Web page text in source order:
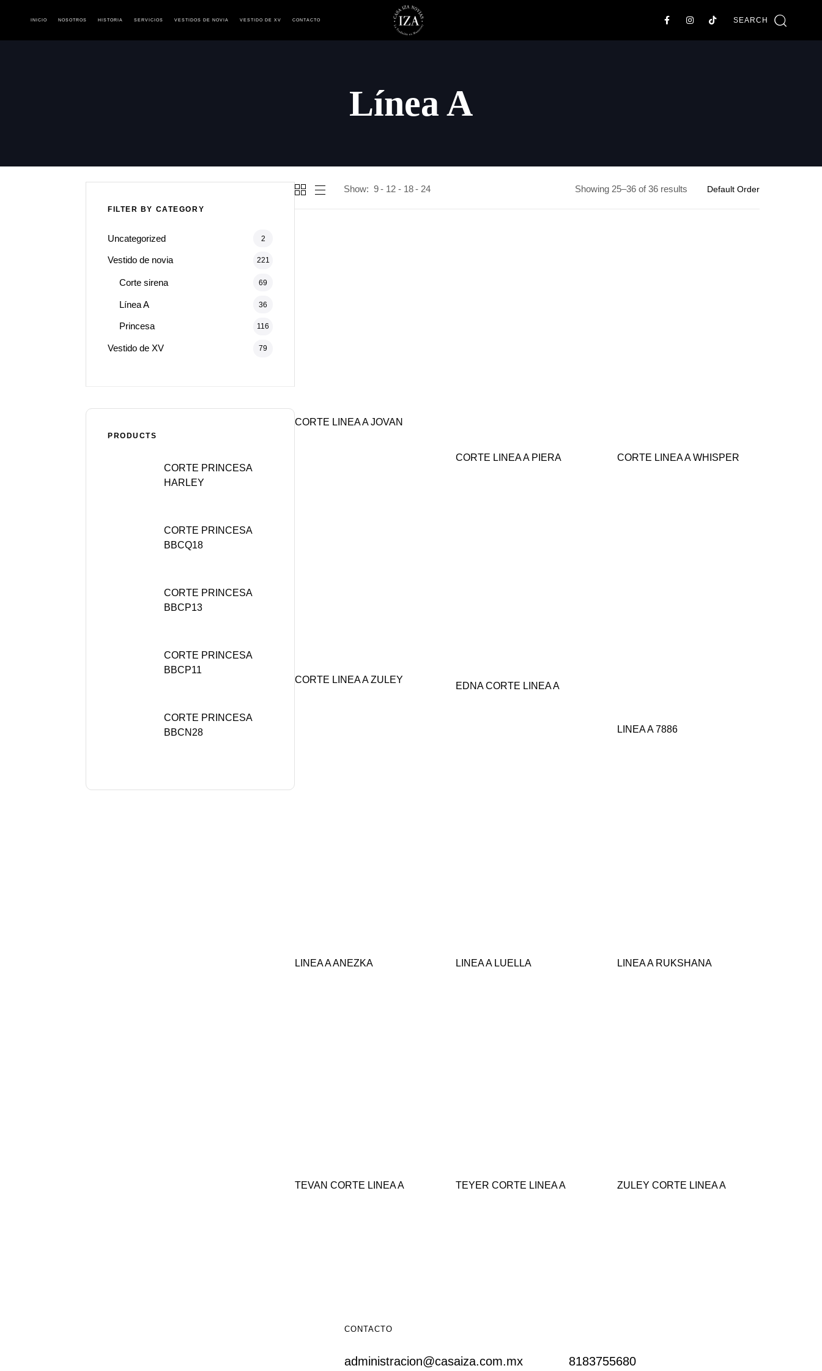
INICIO NOSOTROS HISTORIA SERVICIOS VESTIDOS DE NOVIA VESTIDO DE XV CONTACTO SEARCH
Línea A
Show: 9 12 18 24 Showing 25–36 of 36 results
CORTE LINEA A JOVAN
CORTE LINEA A PIERA CORTE LINEA A WHISPER
CORTE LINEA A ZULEY
EDNA CORTE LINEA A
LINEA A 7886
LINEA A ANEZKA LINEA A LUELLA LINEA A RUKSHANA
TEVAN CORTE LINEA A TEYER CORTE LINEA A ZULEY CORTE LINEA A
FILTER BY CATEGORY
Uncategorized 2
Vestido de novia 221
Corte sirena 69
Línea A 36
Princesa 116
Vestido de XV 79
PRODUCTS
CORTE PRINCESA
HARLEY
CORTE PRINCESA
BBCQ18
CORTE PRINCESA
BBCP13
CORTE PRINCESA
BBCP11
CORTE PRINCESA
BBCN28
CONTACTO
administracion@casaiza.com.mx 8183755680